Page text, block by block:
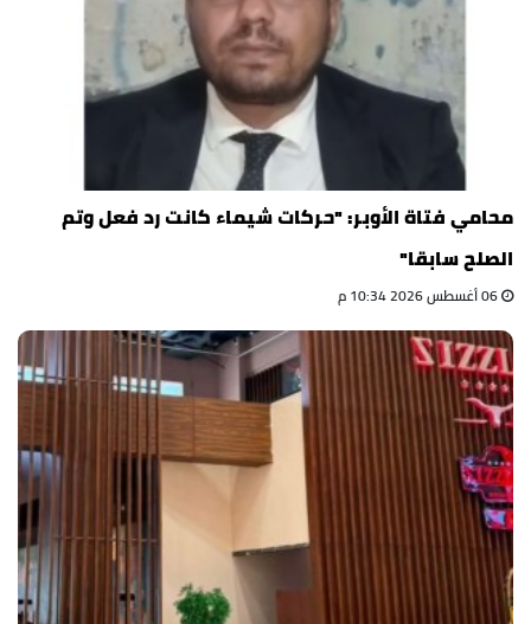
محامي فتاة الأوبر: "حركات شيماء كانت رد فعل وتم
الصلح سابقا"